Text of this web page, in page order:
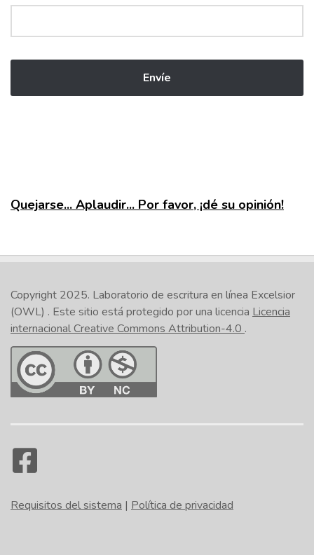
Quejarse... Aplaudir... Por favor, ¡dé su opinión!
Copyright 2025. Laboratorio de escritura en línea Excelsior
(OWL) . Este sitio está protegido por una licencia Licencia
internacional Creative Commons Attribution-4.0 .
Requisitos del sistema | Política de privacidad